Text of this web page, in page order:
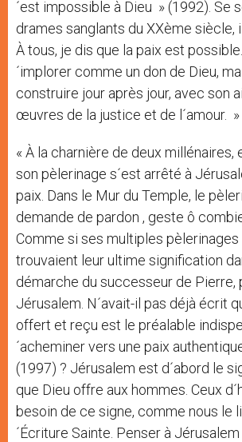
´est impossible à Dieu » (1992). Se
drames sanglants du XXème siècle,
À tous, je dis que la paix est possible.
´implorer comme un don de Dieu,
construire jour après jour, avec son
œuvres de la justice et de l´amour.
« À la charnière de deux millénaires,
son pèlerinage s´est arrêté à
paix. Dans le Mur du Temple, le
demande de pardon , geste ô
Comme si ses multiples pèlerinages
trouvaient leur ultime signification
démarche du successeur de Pierre,
Jérusalem. N´avait-il pas déjà écrit
offert et reçu est le préalable
´acheminer vers une paix
(1997) ? Jérusalem est d´abord le
que Dieu offre aux hommes. Ceux
besoin de ce signe, comme nous le
´Écriture Sainte. Penser à